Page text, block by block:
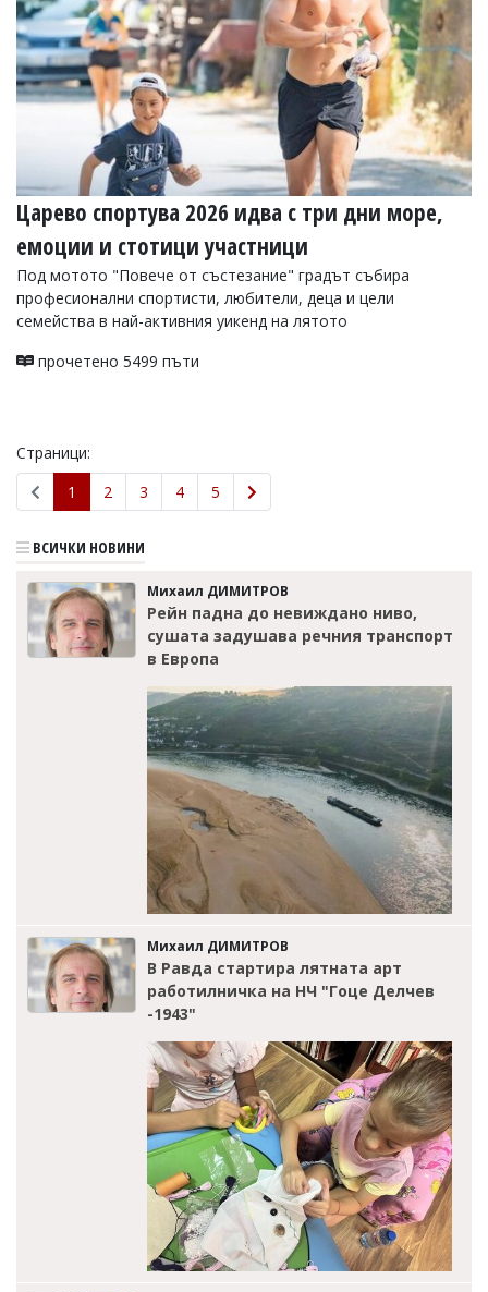
Царево спортува 2026 идва с три дни море,
емоции и стотици участници
Под мотото "Повече от състезание" градът събира
професионални спортисти, любители, деца и цели
семейства в най-активния уикенд на лятото
прочетено 5499 пъти
Страници:
1
2 3 4 5
ВСИЧКИ НОВИНИ
Михаил ДИМИТРОВ
Рейн падна до невиждано ниво,
сушата задушава речния транспорт
в Европа
Михаил ДИМИТРОВ
В Равда стартира лятната арт
работилничка на НЧ "Гоце Делчев
-1943"